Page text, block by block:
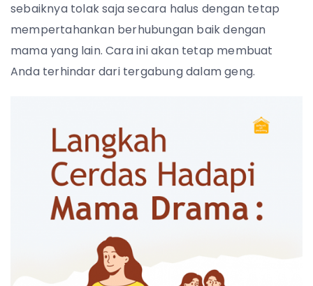
sebaiknya tolak saja secara halus dengan tetap
mempertahankan berhubungan baik dengan
mama yang lain. Cara ini akan tetap membuat
Anda terhindar dari tergabung dalam geng.